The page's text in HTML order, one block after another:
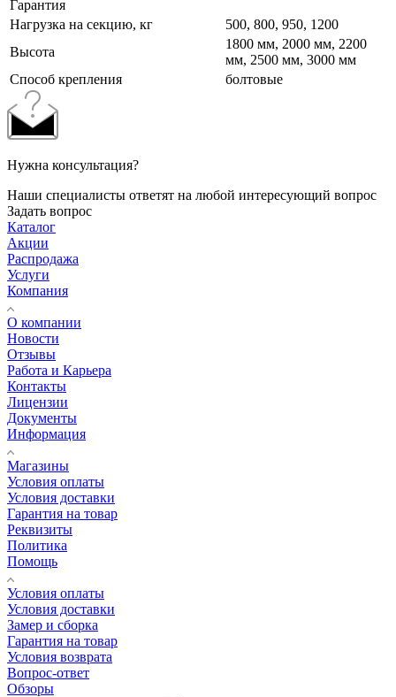
Гарантия
Нагрузка на секцию, кг
500, 800, 950, 1200
Высота
1800 мм, 2000 мм, 2200
мм, 2500 мм, 3000 мм
Cпособ крепления
болтовые
Нужна консультация?
Наши специалисты ответят на любой интересующий вопрос
Задать вопрос
Каталог
Акции
Распродажа
Услуги
Компания
О компании
Новости
Отзывы
Работа и Карьера
Контакты
Лицензии
Документы
Информация
Магазины
Условия оплаты
Условия доставки
Гарантия на товар
Реквизиты
Политика
Помощь
Условия оплаты
Условия доставки
Замер и сборка
Гарантия на товар
Условия возврата
Вопрос-ответ
Обзоры